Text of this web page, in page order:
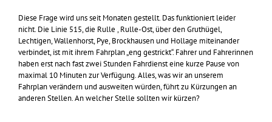
Diese Frage wird uns seit Monaten gestellt. Das funktioniert leider
nicht. Die Linie 515, die Rulle , Rulle-Ost, über den Gruthügel,
Lechtigen, Wallenhorst, Pye, Brockhausen und Hollage miteinander
verbindet, ist mit ihrem Fahrplan „eng gestrickt“. Fahrer und Fahrerinnen
haben erst nach fast zwei Stunden Fahrdienst eine kurze Pause von
maximal 10 Minuten zur Verfügung. Alles, was wir an unserem
Fahrplan verändern und ausweiten würden, führt zu Kürzungen an
anderen Stellen. An welcher Stelle sollten wir kürzen?